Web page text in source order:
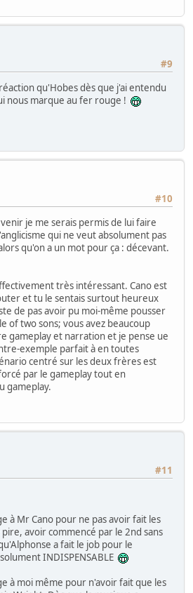
#9
qu'Hobes dès que j'ai entendu
nous marque au fer rouge !
#10
venir je me serais permis de lui faire
qui ne veut absolument pas
qu'on a un mot pour ça : décevant.
très intéressant. Cano est
et tu le sentais surtout heureux
de pas avoir pu moi-même pousser
of two sons; vous avez beaucoup
gameplay et narration et je pense ue
exemple parfait à en toutes
centré sur les deux frères est
par le gameplay tout en
gameplay.
#11
à Mr Cano pour ne pas avoir fait les
avoir commencé par le 2nd sans
a fait le job pour le
INDISPENSABLE
à moi même pour n'avoir fait que les